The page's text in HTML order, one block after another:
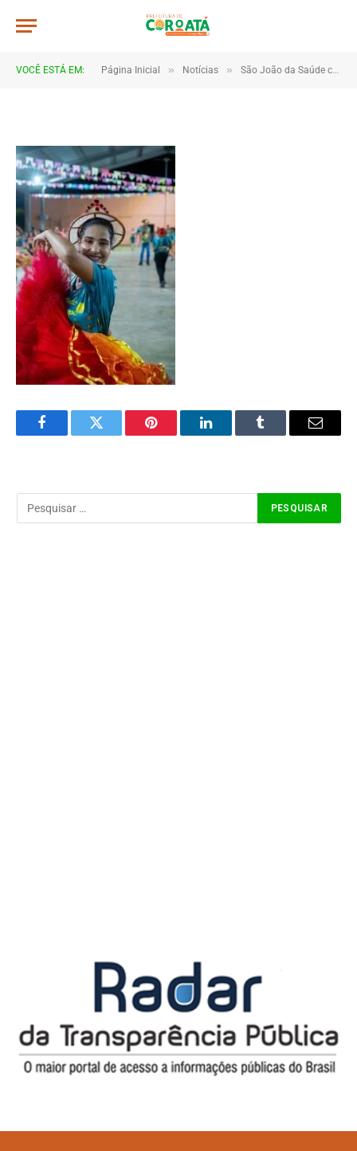
VOCÊ ESTÁ EM: Página Inicial » Notícias » São João da Saúde celebra cultura e integração em Coroatá
IMG_2194
FacebookTwitter Pinterest LinkedInTumblr Email